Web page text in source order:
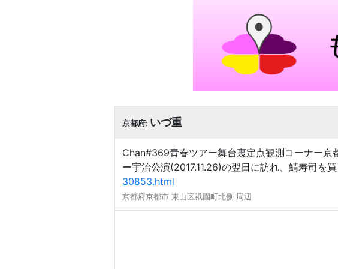
京都府: いづ重
Chan#369青春ツアー舞台裏定点観測コーナー
ー宇治公演(2017.11.26)の翌日に訪れ、鯖寿司を
30853.html
京都府京都市 東山区祇園町北側 周辺